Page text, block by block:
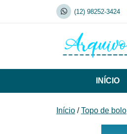
(12) 98252-3424
INÍCIO
Início /Topo de bolo